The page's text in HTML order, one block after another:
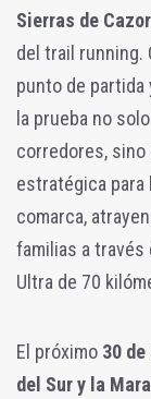
Sierras de
del trail running.
punto de partida
la prueba no
corredores, sino
estratégica para
comarca,
familias a través
Ultra de 70
El próximo 30 de
del Sur y la